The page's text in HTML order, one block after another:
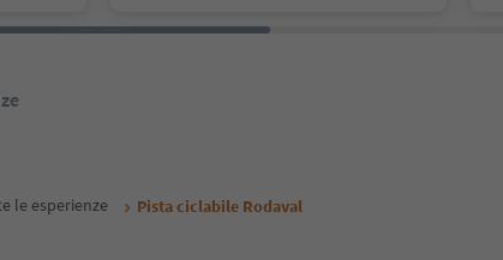
le esperienze Pista ciclabile Rodaval